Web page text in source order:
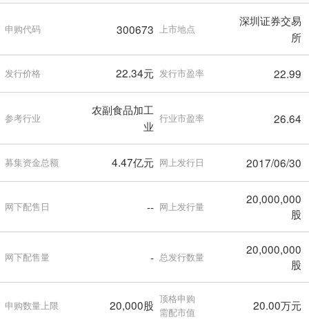
申购代码 300673 上市地点
深圳证券交易
所
发行价格 22.34元 发行市盈率 22.99
参考行业
农副食品加工
业
行业市盈率 26.64
募集资金总额 4.47亿元 网上发行日 2017/06/30
网下配售日 -- 网上发行量
20,000,000
股
网下配售量 - 总发行数量
20,000,000
股
申购数量上限 20,000股 顶格申购
需配市值
20.00万元